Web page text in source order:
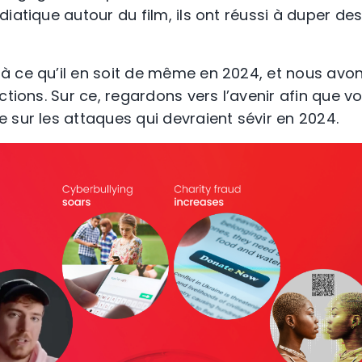
autour du film, ils ont réussi à duper
ce qu’il en soit de même en 2024, et nous
Sur ce, regardons vers l’avenir afin que
sur les attaques qui devraient sévir en 2024.